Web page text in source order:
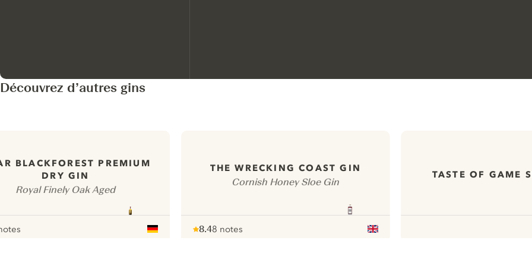
Découvrez d’autres gins
BLACKFOREST PREMIUM
DRY GIN
Royal Finely Oak Aged
THE WRECKING COAST GIN
Cornish Honey Sloe Gin
8.48 notes
TASTE OF GAME